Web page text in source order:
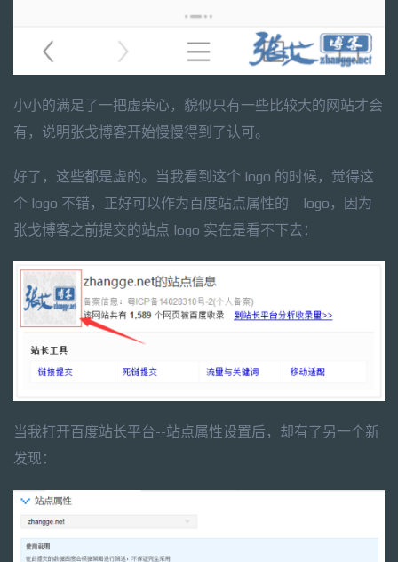
小小的满足了一把虚荣心，貌似只有一些比较大的网站才会
有，说明张戈博客开始慢慢得到了认可。
好了，这些都是虚的。当我看到这个 logo 的时候，觉得这
个 logo 不错，正好可以作为百度站点属性的 logo，因为
张戈博客之前提交的站点 logo 实在是看不下去：
当我打开百度站长平台--站点属性设置后，却有了另一个新
发现：